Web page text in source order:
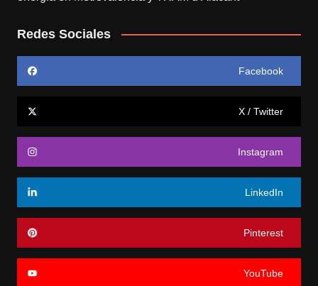
Redes Sociales
Facebook
X / Twitter
Instagram
LinkedIn
Pinterest
YouTube